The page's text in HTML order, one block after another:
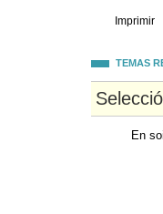
Imprimir
TEMAS
En